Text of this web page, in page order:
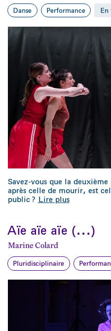
Danse Performance En
Savez-vous que la
après celle de mourir, est
public ? Lire plus
Aïe aïe aïe (…)
Marine Colard
Pluridisciplinaire